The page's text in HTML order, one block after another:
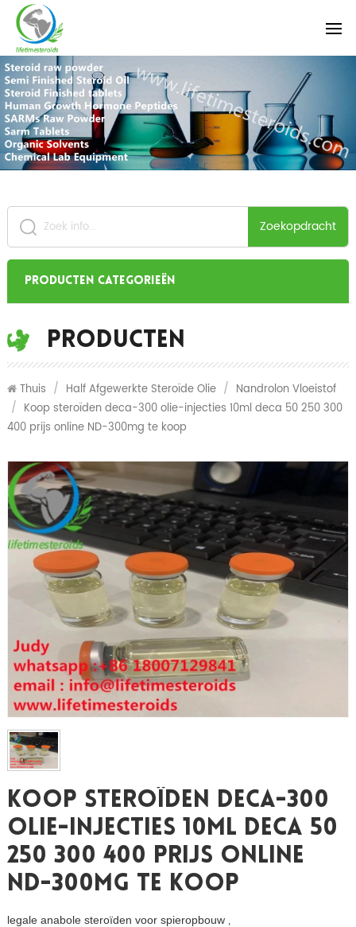
Zoekopdracht
Producten categorieën
Producten
Thuis / Half Afgewerkte Steroïde Olie / Nandrolon Vloeistof
/ Koop steroïden deca-300 olie-injecties 10ml deca 50 250 300
400 prijs online ND-300mg te koop
Koop Steroïden Deca-300
Olie-Injecties 10ml Deca 50
250 300 400 Prijs Online
ND-300mg Te Koop
legale anabole steroïden voor spieropbouw ,